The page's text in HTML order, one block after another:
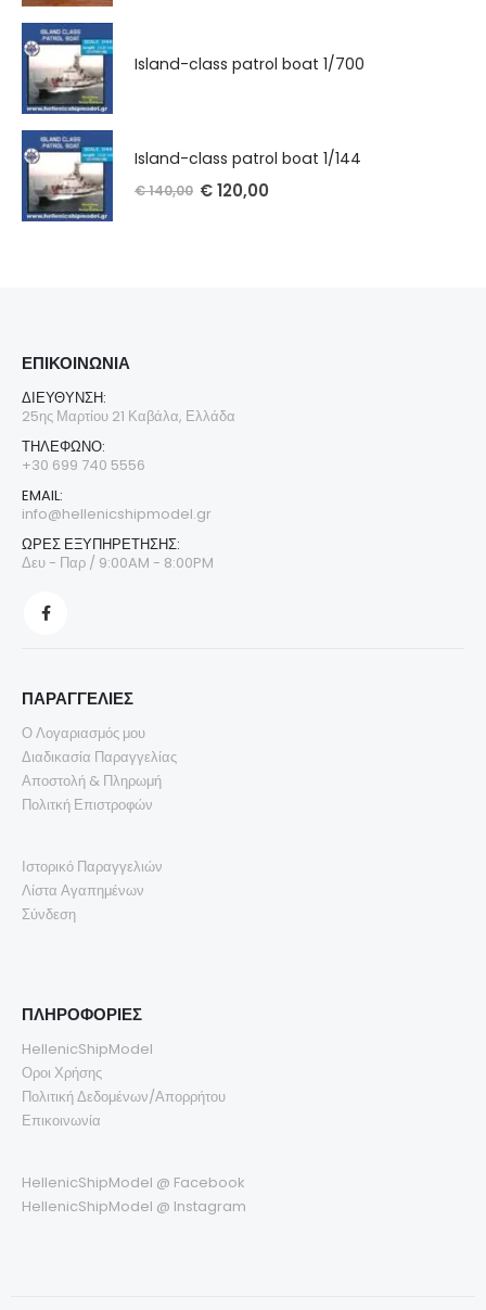
Island-class patrol boat 1/700
Island-class patrol boat 1/144
€140,00 €120,00
ΕΠΙΚΟΙΝΩΝΊΑ
ΔΙΕΎΘΥΝΣΗ:
25ης Μαρτίου 21 Καβάλα, Ελλάδα
ΤΗΛΈΦΩΝΟ:
+30 699 740 5556
EMAIL:
info@hellenicshipmodel.gr
ΩΡΕΣ ΕΞΥΠΗΡΕΤΗΣΗΣ:
Δευ - Παρ / 9:00AM - 8:00PM
ΠΑΡΑΓΓΕΛΙΕΣ
Ο Λογαριασμός μου
Διαδικασία Παραγγελίας
Αποστολή & Πληρωμή
Πολιτκή Επιστροφών
Ιστορικό Παραγγελιών
Λίστα Αγαπημένων
Σύνδεση
ΠΛΗΡΟΦΟΡΙΕΣ
HellenicShipModel
Οροι Χρήσης
Πολιτική Δεδομένων/Απορρήτου
Επικοινωνία
HellenicShipModel @ Facebook
HellenicShipModel @ Instagram